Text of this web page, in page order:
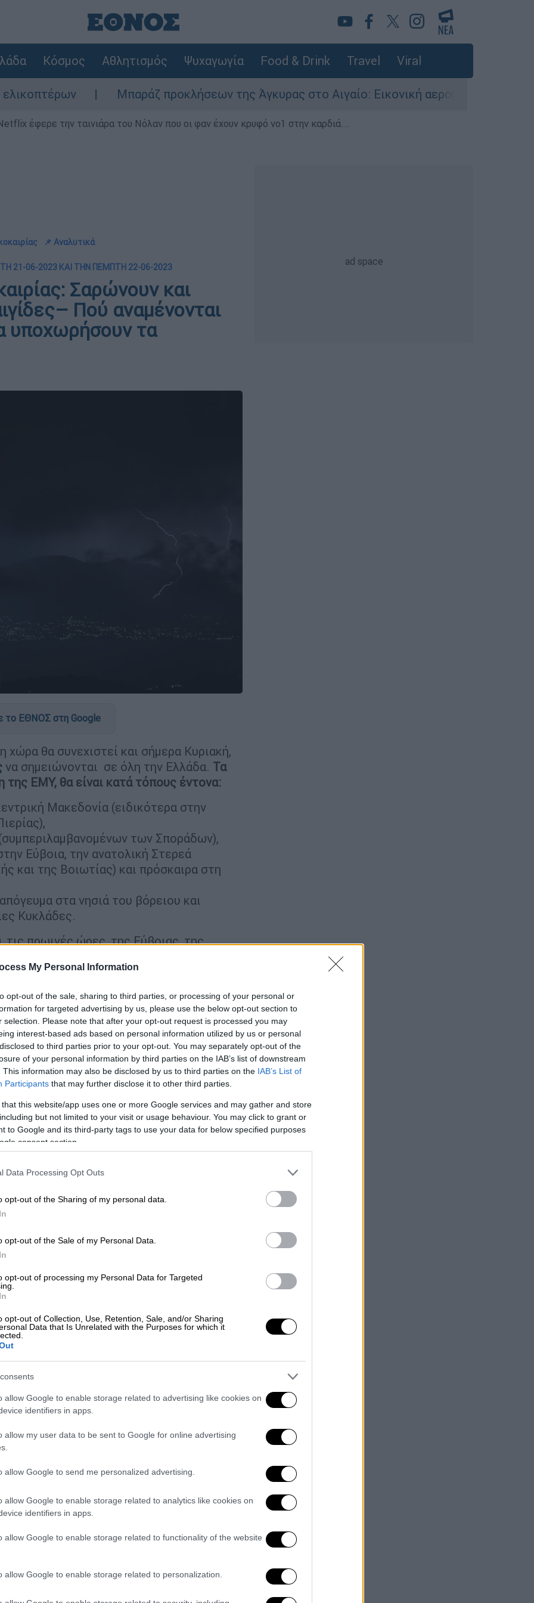
My Personal Information
opt-out of the sale, sharing to third parties, or processing of your personal or
for targeted advertising by us, please use the below opt-out section to
selection. Please note that after your opt-out request is processed you may
interest-based ads based on personal information utilized by us or personal
to third parties prior to your opt-out. You may separately opt-out of the
of your personal information by third parties on the IAB’s list of downstream
This information may also be disclosed by us to third parties on the IAB’s List of
Participants that may further disclose it to other third parties.
that this website/app uses one or more Google services and may gather and store
but not limited to your visit or usage behaviour. You may click to grant or
to Google and its third-party tags to use your data for below specified purposes
consent section.
Data Processing Opt Outs
opt-out of the Sharing of my personal data.
opt-out of the Sale of my Personal Data.
opt-out of processing my Personal Data for Targeted
opt-out of Collection, Use, Retention, Sale, and/or Sharing
Data that Is Unrelated with the Purposes for which it
allow Google to enable storage related to advertising like cookies on
identifiers in apps.
allow my user data to be sent to Google for online advertising
allow Google to send me personalized advertising.
allow Google to enable storage related to analytics like cookies on
identifiers in apps.
allow Google to enable storage related to functionality of the website
allow Google to enable storage related to personalization.
Κόσμος Αθλητισμός Ψυχαγωγία Food & Drink Travel Viral
Μπαράζ προκλήσεων της Άγκυρας στο Αιγαίο: Εικονική αερομαχία ανάμεσα σε
έφερε την ταινιάρα του Νόλαν που οι φαν έχουν κρυφό νο1 στην καρδιά...
📌 Αναλυτικά
21-06-2023 ΚΑΙ ΤΗΝ ΠΕΜΠΤΗ 22-06-2023
Σαρώνουν και
Πού αναμένονται
υποχωρήσουν τα
το ΕΘΝΟΣ στη Google
θα συνεχιστεί και σήμερα Κυριακή,
να σημειώνονται σε όλη την Ελλάδα. Τα
ΕΜΥ, θα είναι κατά τόπους έντονα:
Μακεδονία (ειδικότερα στην
των Σποράδων),
Εύβοια, την ανατολική Στερεά
και της Βοιωτίας) και πρόσκαιρα στη
στα νησιά του βόρειου και
Κυκλάδες.
πρωινές ώρες, της Εύβοιας, της
μεσημβρινές ώρες ενδεχομένως
βορειοδυτικοί 4 με 5 και στα
δεν θα σημειώσει αξιόλογη μεταβολή
28 βαθμούς Κελσίου.
video